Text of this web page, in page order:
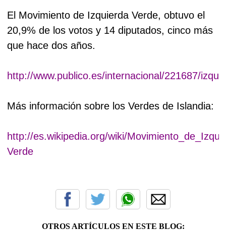
El Movimiento de Izquierda Verde, obtuvo el
20,9% de los votos y 14 diputados, cinco más
que hace dos años.
http://www.publico.es/internacional/221687/
Más información sobre los Verdes de Islandia:
http://es.wikipedia.org/wiki/
Verde
OTROS ARTÍCULOS EN ESTE BLOG: